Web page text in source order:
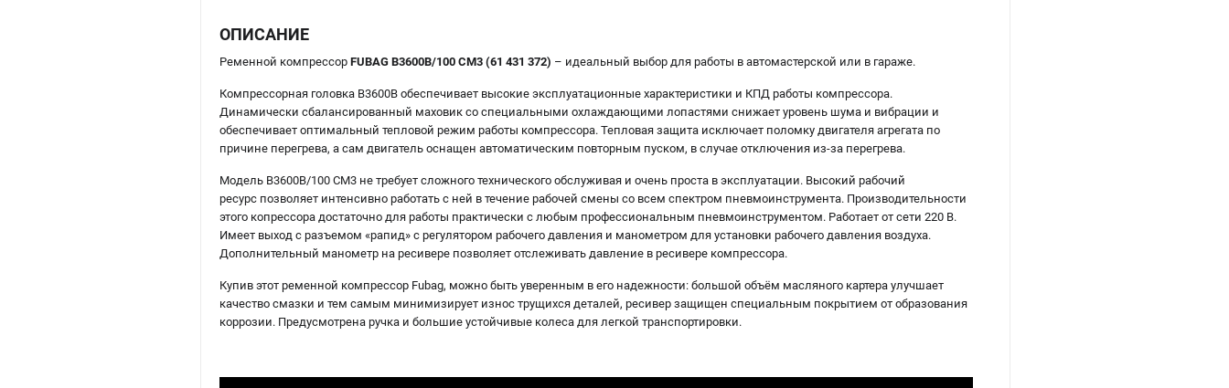
ОПИСАНИЕ
Ременной компрессор FUBAG B3600B/100 CM3 (61 431 372) – идеальный выбор для работы в автомастерской или в гараже.
Компрессорная головка B3600B обеспечивает высокие эксплуатационные характеристики и КПД работы компрессора.
Динамически сбалансированный маховик со специальными охлаждающими лопастями снижает уровень шума и вибрации и
обеспечивает оптимальный тепловой режим работы компрессора. Тепловая защита исключает поломку двигателя агрегата по
причине перегрева, а сам двигатель оснащен автоматическим повторным пуском, в случае отключения из-за перегрева.
Модель B3600B/100 CM3 не требует сложного технического обслуживая и очень проста в эксплуатации. Высокий рабочий
ресурс позволяет интенсивно работать с ней в течение рабочей смены со всем спектром пневмоинструмента. Производительности
этого копрессора достаточно для работы практически с любым профессиональным пневмоинструментом. Работает от сети 220 В.
Имеет выход с разъемом «рапид» с регулятором рабочего давления и манометром для установки рабочего давления воздуха.
Дополнительный манометр на ресивере позволяет отслеживать давление в ресивере компрессора.
Купив этот ременной компрессор Fubag, можно быть уверенным в его надежности: большой объём масляного картера улучшает
качество смазки и тем самым минимизирует износ трущихся деталей, ресивер защищен специальным покрытием от образования
коррозии. Предусмотрена ручка и большие устойчивые колеса для легкой транспортировки.